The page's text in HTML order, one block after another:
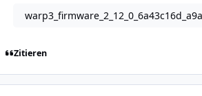
Zitieren